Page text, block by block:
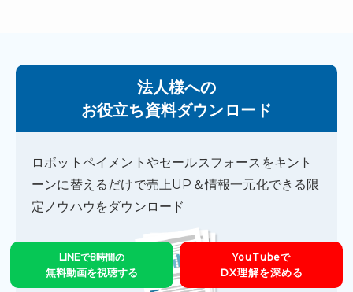
法人様への
お役立ち資料ダウンロード
ロボットペイメントやセールスフォースをキント
ーンに替えるだけで売上UP＆情報一元化できる限
定ノウハウをダウンロード
LINEで8時間の
無料動画を視聴する
YouTubeで
DX理解を深める